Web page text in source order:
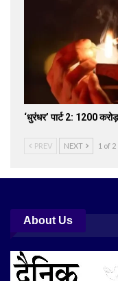
‘धुरंधर’ पार्ट 2: 1200
PREV NEXT 1 of 2
About Us